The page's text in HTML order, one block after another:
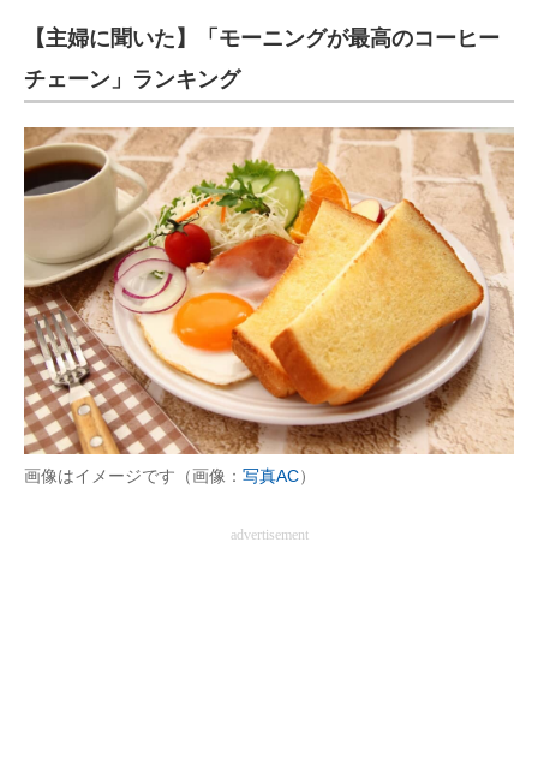
【主婦に聞いた】「モーニングが最高のコーヒー
チェーン」ランキング
画像はイメージです（画像： 写真AC）
advertisement